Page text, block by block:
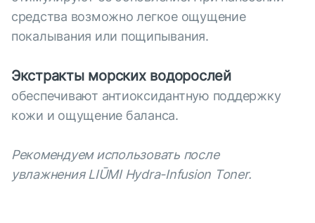
средства возможно легкое ощущение
покалывания или пощипывания.
Экстракты морских водорослей
обеспечивают антиоксидантную поддержку
кожи и ощущение баланса.
Рекомендуем использовать после
увлажнения LIŪMI Hydra-Infusion Toner.